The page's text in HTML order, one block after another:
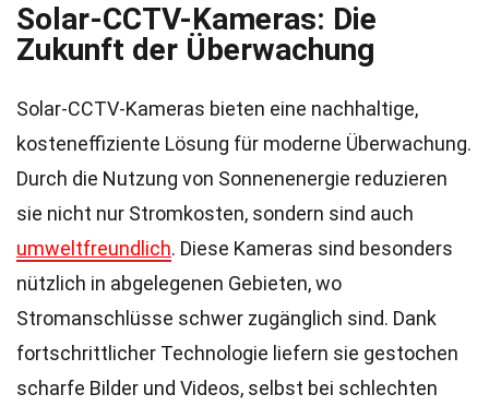
Solar-CCTV-Kameras: Die
Zukunft der Überwachung
Solar-CCTV-Kameras bieten eine nachhaltige,
kosteneffiziente Lösung für moderne Überwachung.
Durch die Nutzung von Sonnenenergie reduzieren
sie nicht nur Stromkosten, sondern sind auch
umweltfreundlich. Diese Kameras sind besonders
nützlich in abgelegenen Gebieten, wo
Stromanschlüsse schwer zugänglich sind. Dank
fortschrittlicher Technologie liefern sie gestochen
scharfe Bilder und Videos, selbst bei schlechten